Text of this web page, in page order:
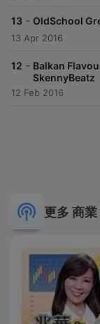
13 - OldSchool
13 Apr 2016
12 - Balkan
SkennyBeatz
12 Feb 2016
更多 商